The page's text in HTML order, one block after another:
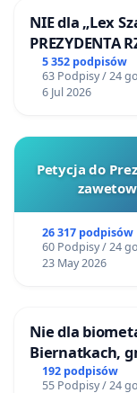
NIE dla „Lex
PREZYDENTA
5 352 podpisów
63 Podpisy / 24
6 Jul 2026
Petycja do
26 317 podpisów
60 Podpisy / 24
23 May 2026
Nie dla
Biernatkach,
192 podpisów
55 Podpisy / 24